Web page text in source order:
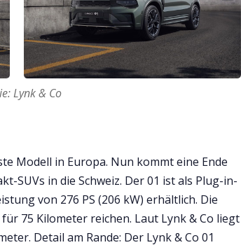
Lynk & Co
Modell in Europa. Nun kommt eine Ende
SUVs in die Schweiz. Der 01 ist als Plug-in-
von 276 PS (206 kW) erhältlich. Die
75 Kilometer reichen. Laut Lynk & Co liegt
Detail am Rande: Der Lynk & Co 01